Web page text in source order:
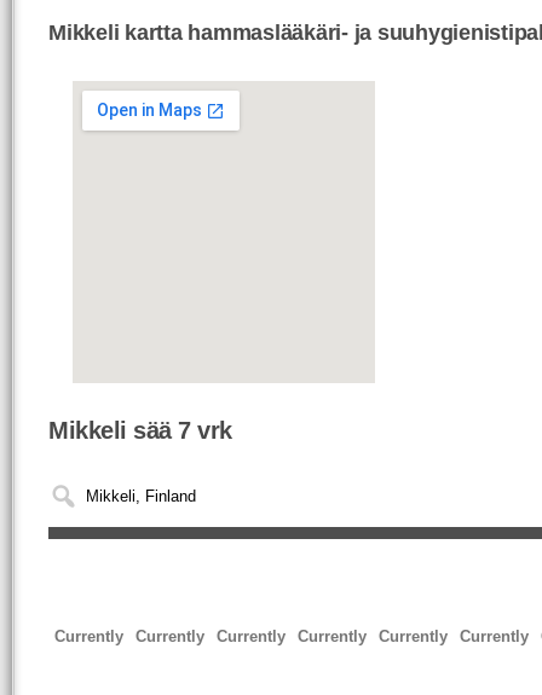
Mikkeli kartta hammaslääkäri- ja
Mikkeli sää 7 vrk
Currently Currently Currently Currently Currently Currently